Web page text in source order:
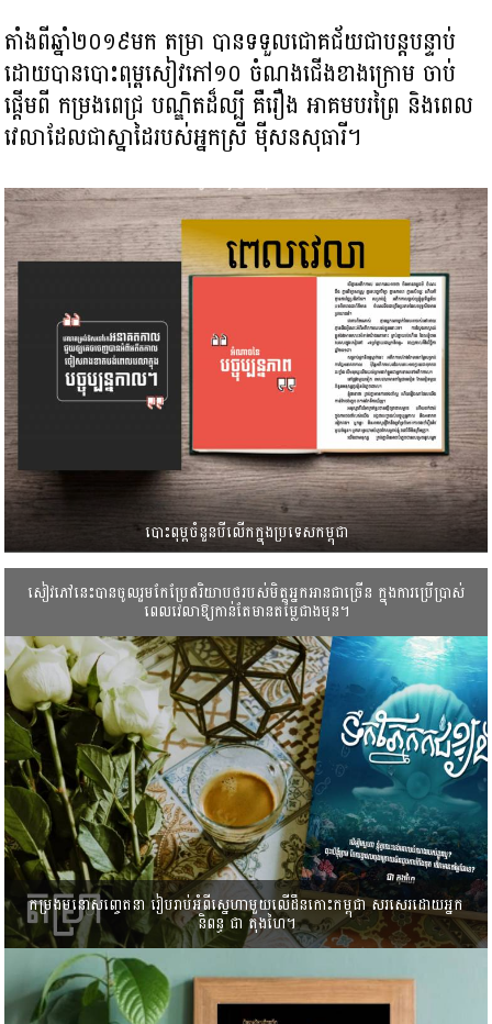
តាំងពីឆ្នាំ២០១៩មក តម្រា បានទទួលជោគ​ជ័យជាបន្តបន្ទាប់ ​
ដោយបានបោះពុម្ពសៀវភៅ១០ ចំណងជើង​ខាងក្រោម ចាប់
ផ្តើមពី​ កម្រងពេជ្រ បណ្ឌិត​ដ៏ល្បី គឺរឿង អាគមបរព្រៃ និង​ពេល
វេលា​ដែលជាស្នាដៃ​របស់អ្នកស្រី ម៉ីសន​សុធារី។
បោះពុម្ពចំនួនបីលើកក្នុងប្រទេសកម្ពុជា
សៀវភៅនេះបានចូលរួមកែប្រែឥរិយាបថរបស់មិត្តអ្នកអានជាច្រើន ក្នុងការ​ប្រើប្រាស់
ពេលវេលាឱ្យកាន់តែមាន​តម្លៃជាងមុន។
កម្រងមនោសញ្ចេតនា រៀបរាប់អំពីស្នេហា​មួយ​លើដឹនកោះកម្ពុជា សរសេរដោយអ្នក
និពន្ធ ជា តុងហៃ។